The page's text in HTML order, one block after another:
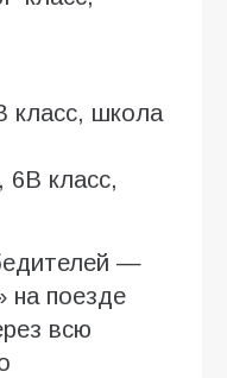
класс, школа
класс,
—
на поезде
всю